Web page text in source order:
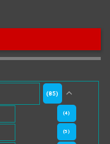
(85)
(4)
(5)